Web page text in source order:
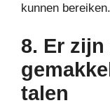
kunnen bereiken.
8. Er zijn
talen